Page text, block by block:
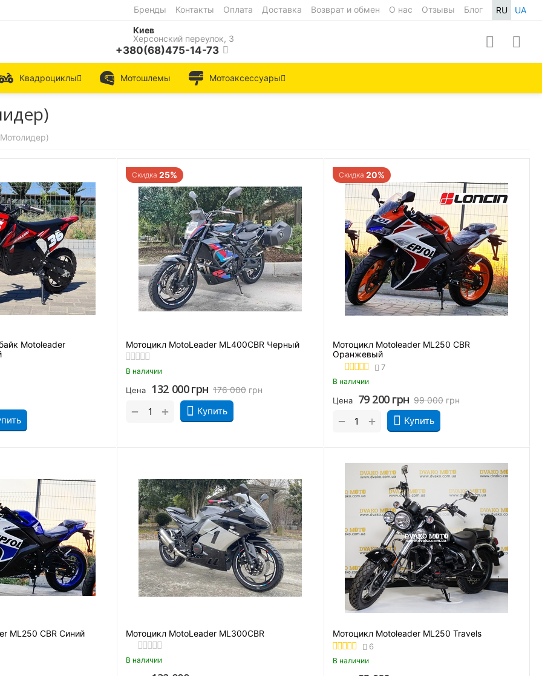
RU UA
Бренды Контакты Оплата Доставка Возврат и обмен О нас Отзывы
Блог
Киев
Херсонский переулок, 3
+380(68)475-14-73
Квадроциклы Мотошлемы Мотоаксессуары
Motoleader
Скидка 25%
Мотоцикл MotoLeader ML400CBR Черный
В наличии
176 000 грн
Цена 132 000 грн
Купить
+
−
Скидка 20%
Мотоцикл Motoleader ML250 CBR
Оранжевый
7
В наличии
99 000 грн
Цена 79 200 грн
Купить
+
−
ML250 CBR Синий Мотоцикл MotoLeader ML300CBR
В наличии
Мотоцикл Motoleader ML250 Travels
6
В наличии